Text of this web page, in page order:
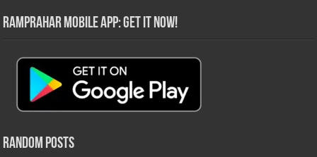
RamPrahar Mobile App: Get it Now!
Random Posts